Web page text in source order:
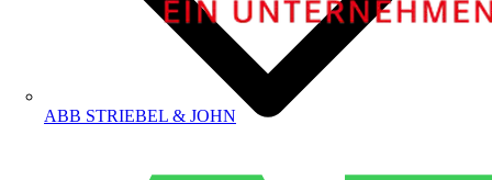
ABB STRIEBEL & JOHN